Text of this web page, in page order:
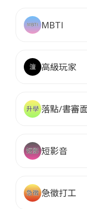
MBTI
高級玩家
落點/書審
短影音
急徵打工
更好笑的是跟我
們都跟主管提離